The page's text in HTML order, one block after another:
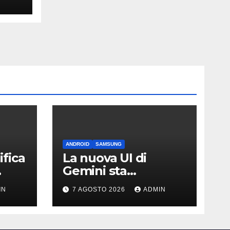
ANDROID SAMSUNG
La nuova UI di
Gemini sta
arrivando sui Galaxy
Watch: primi
avvistamenti
7 AGOSTO 2026 ADMIN